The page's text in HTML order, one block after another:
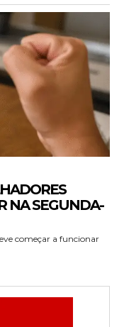
NA SEGUNDA-
começar a funcionar